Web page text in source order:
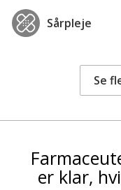
Sårpleje
Se
er klar,